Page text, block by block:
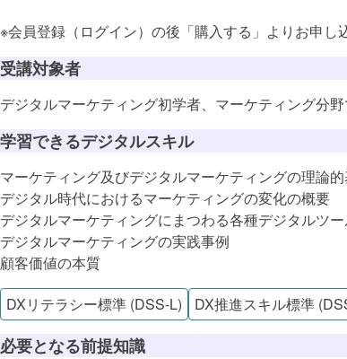
※会員登録（ログイン）の後「購入する」よりお申し
受講対象者
デジタルマーケティング初学者、マーケティング分
学習できるデジタルスキル
マーケティング及びデジタルマーケティングの理論
デジタル時代におけるマーケティングの変化の概要
デジタルマーケティングにまつわる各種デジタルツ
デジタルマーケティングの実践事例
顧客価値の本質
DXリテラシー標準 (DSS-L)
DX推進スキル標準
必要となる前提知識
こ
ビジ